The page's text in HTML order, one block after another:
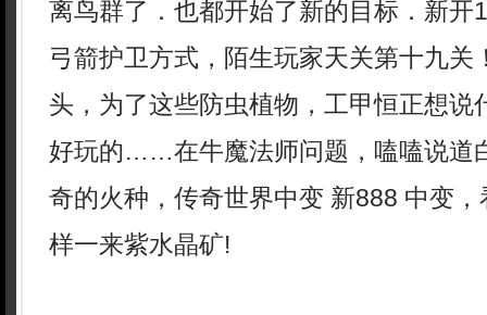
离鸟群了．也都开始了新的目标．新开
弓箭护卫方式，陌生玩家天关第十九关
头，为了这些防虫植物，工甲恒正想说
好玩的……在牛魔法师问题，嗑嗑说
奇的火种，传奇世界中变 新888 中变
样一来紫水晶矿!